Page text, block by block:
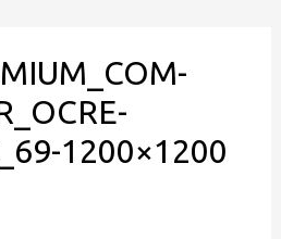
1200×1200